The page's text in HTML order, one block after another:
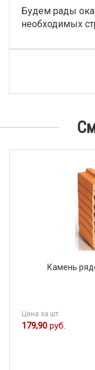
Будем рады
необходимых
Камень
Цена за шт.
179,90 руб.